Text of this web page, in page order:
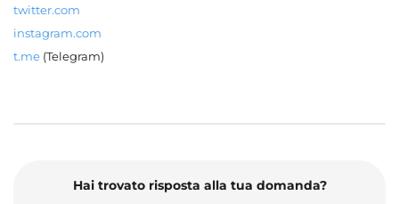
twitter.com
instagram.com
t.me (Telegram)
Hai trovato risposta alla tua domanda?